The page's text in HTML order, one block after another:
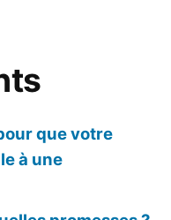
que votre
à une